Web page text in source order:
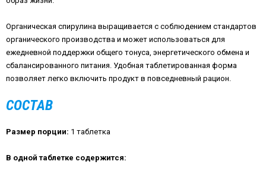
Органическая спирулина выращивается с соблюдением стандартов
органического производства и может использоваться для
ежедневной поддержки общего тонуса, энергетического обмена и
сбалансированного питания. Удобная таблетированная форма
позволяет легко включить продукт в повседневный рацион.
СОСТАВ
Размер порции: 1 таблетка
В одной таблетке содержится: